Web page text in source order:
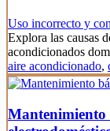
Uso incorrecto y
Explora las causas
acondicionados
aire acondicionado,
Mantenimiento